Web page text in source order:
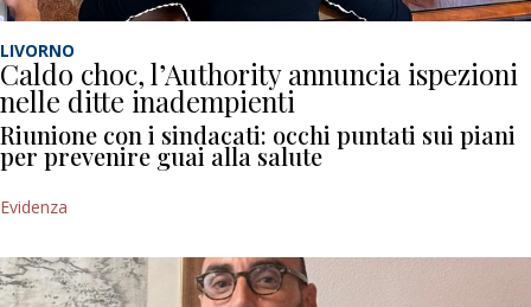
LIVORNO
Caldo choc, l’Authority annuncia ispezioni
nelle ditte inadempienti
Riunione con i sindacati: occhi puntati sui piani
per prevenire guai alla salute
Evidenza